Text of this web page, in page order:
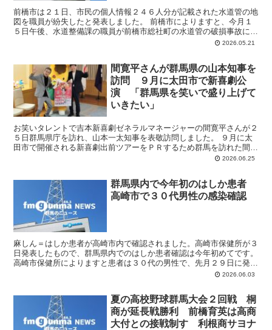
前橋市は２１日、市民の個人情報２４６人分が記載された水道管の地
図を職員が紛失したと発表しました。 前橋市によりますと、今月１
５日午後、水道整備課の職員が前橋市総社町の水道管の破損事故に緊
急対応するため、水道使用者の名前や住所などが記載された...2026.05.21
間寛平さんが群馬県の山本知事を
訪問 ９月に太田市で新喜劇公
演 「群馬県を笑いで盛り上げて
いきたい」
お笑いタレントで吉本新喜劇ゼネラルマネージャーの間寛平さんが２
５日群馬県庁を訪れ、山本一太知事を表敬訪問しました。 ９月に太
田市で開催される新喜劇出前ツアーをＰＲするため群馬を訪れた間さ
んは、持ち前のギャグを披露しながら「群馬県を笑いで盛り...2026.06.25
群馬県内で今年初のはしか患者
高崎市で３０代男性の感染確認
麻しん＝はしか患者が高崎市内で確認されました。高崎市保健所が３
日発表したもので、群馬県内でのはしか患者確認は今年初めてです。
高崎市保健所によりますと患者は３０代の男性で、先月２９日に発
症、１日に市内の医療機関を受診し、その後の検査ではしか...2026.06.03
夏の高校野球群馬大会２回戦 桐
商が延長戦勝利 前橋育英は高商
大付との接戦制す 利根商サヨナ